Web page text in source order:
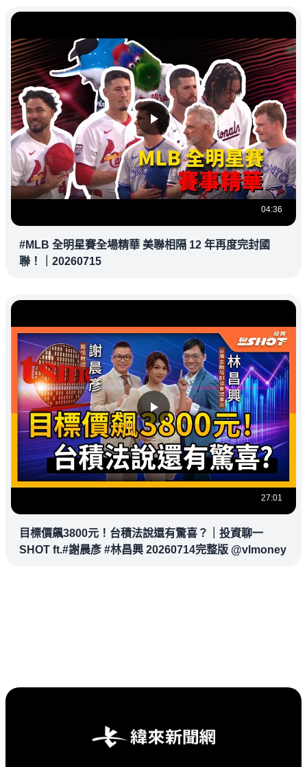
04:36
#MLB 全明星賽全場精華 美聯相隔 12 年再度完封國
聯！｜20260715
27:01
目標價飆3800元！台積法說還有驚喜？｜投資聊一
SHOT ft.#謝晨彥 #林昌興 20260714完整版 @vlmoney